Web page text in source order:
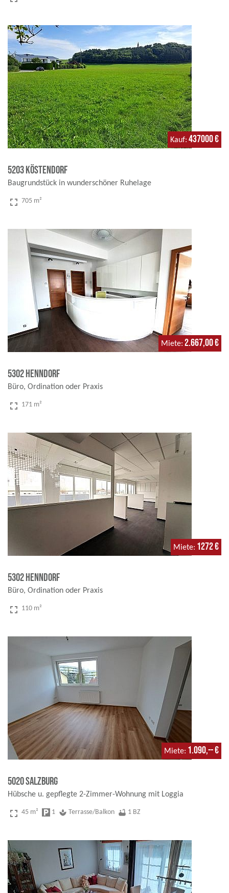
Kauf 437000 €
5203 Köstendorf
Baugrundstück in wunderschöner Ruhelage
fullscreen 705 m²
Miete 2.667,00 €
5302 Henndorf
Büro, Ordination oder Praxis
fullscreen 171 m²
Miete 1272 €
5302 Henndorf
Büro, Ordination oder Praxis
fullscreen 110 m²
Miete 1.090,-- €
5020 Salzburg
Hübsche u. gepflegte 2-Zimmer-Wohnung mit Loggia
fullscreen 45 m² local_parking 1 spa Terrasse/Balkon bathtub 1 BZ